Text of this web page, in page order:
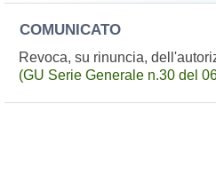
COMUNICATO
Revoca, su rinuncia,
(GU Serie Generale n.30 del